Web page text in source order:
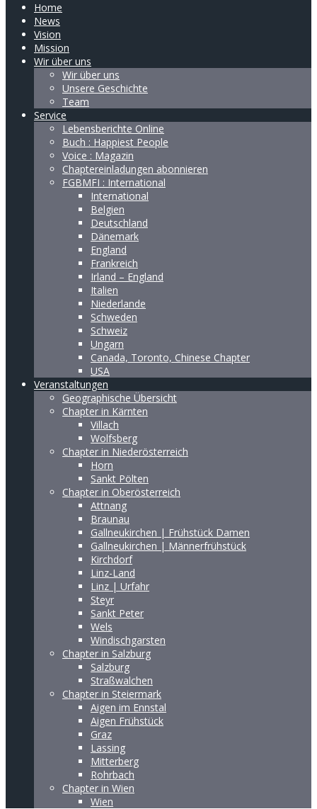
Home
News
Vision
Mission
Wir über uns
Wir über uns
Unsere Geschichte
Team
Service
Lebensberichte Online
Buch : Happiest People
Voice : Magazin
Chaptereinladungen abonnieren
FGBMFI : International
International
Belgien
Deutschland
Dänemark
England
Frankreich
Irland – England
Italien
Niederlande
Schweden
Schweiz
Ungarn
Canada, Toronto, Chinese Chapter
USA
Veranstaltungen
Geographische Übersicht
Chapter in Kärnten
Villach
Wolfsberg
Chapter in Niederösterreich
Horn
Sankt Pölten
Chapter in Oberösterreich
Attnang
Braunau
Gallneukirchen | Frühstück Damen
Gallneukirchen | Männerfrühstück
Kirchdorf
Linz-Land
Linz | Urfahr
Steyr
Sankt Peter
Wels
Windischgarsten
Chapter in Salzburg
Salzburg
Straßwalchen
Chapter in Steiermark
Aigen im Ennstal
Aigen Frühstück
Graz
Lassing
Mitterberg
Rohrbach
Chapter in Wien
Wien